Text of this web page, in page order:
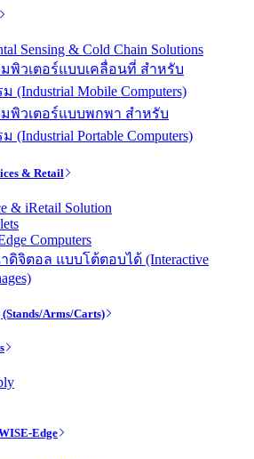
Sensing & Cold Chain Solutions
พิวเตอร์แบบเคลื่อนที่ สำหรับ
(Industrial Mobile Computers)
พิวเตอร์แบบพกพา สำหรับ
(Industrial Portable Computers)
& Retail
& iRetail Solution
Computers
จิตอล แบบโต้ตอบได้ (Interactive
Arms/Carts)
Edge